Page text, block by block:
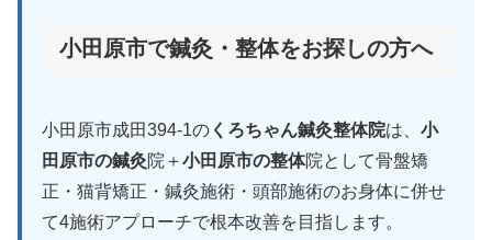
小田原市で鍼灸・整体をお探しの方へ
小田原市成田394-1の くろちゃん鍼灸整体院は、 小
田原市の鍼灸院＋小田原市の整体院として骨盤矯
正・猫背矯正・鍼灸施術・頭部施術のお身体に併せ
て4施術アプローチで根本改善を目指します。